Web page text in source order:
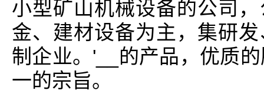
小型矿山机械设备的公司
金、建材设备为主，集研
制企业。'__的产品，优质
一的宗旨。